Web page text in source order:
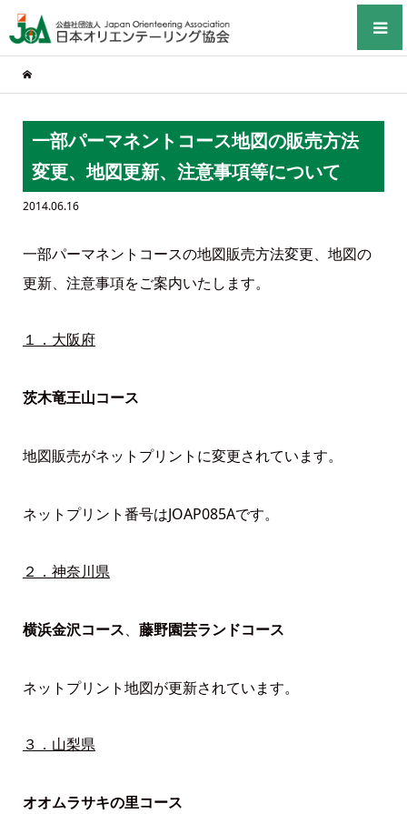
一部パーマネントコース地図の販売方法
変更、地図更新、注意事項等について
2014.06.16
一部パーマネントコースの地図販売方法変更、地図の
更新、注意事項をご案内いたします。
１．大阪府
茨木竜王山コース
地図販売がネットプリントに変更されています。
ネットプリント番号はJOAP085Aです。
２．神奈川県
横浜金沢コース、 藤野園芸ランドコース
ネットプリント地図が更新されています。
３．山梨県
オオムラサキの里コース